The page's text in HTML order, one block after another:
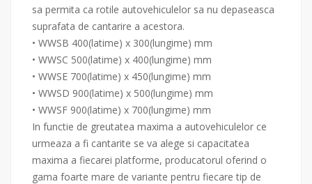
sa permita ca rotile autovehiculelor sa nu depaseasca
suprafata de cantarire a acestora.
• WWSB 400(latime) x 300(lungime) mm
• WWSC 500(latime) x 400(lungime) mm
• WWSE 700(latime) x 450(lungime) mm
• WWSD 900(latime) x 500(lungime) mm
• WWSF 900(latime) x 700(lungime) mm
In functie de greutatea maxima a autovehiculelor ce
urmeaza a fi cantarite se va alege si capacitatea
maxima a fiecarei platforme, producatorul oferind o
gama foarte mare de variante pentru fiecare tip de